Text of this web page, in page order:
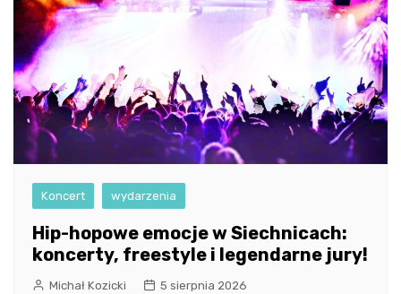
Koncert wydarzenia
Hip-hopowe emocje w Siechnicach:
koncerty, freestyle i legendarne jury!
Michał Kozicki 5 sierpnia 2026